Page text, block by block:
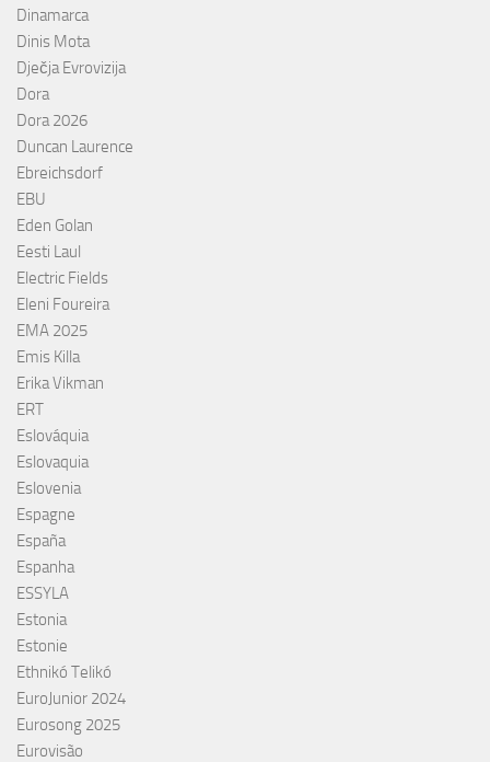
Dinamarca
Dinis Mota
Dječja Evrovizija
Dora
Dora 2026
Duncan Laurence
Ebreichsdorf
EBU
Eden Golan
Eesti Laul
Electric Fields
Eleni Foureira
EMA 2025
Emis Killa
Erika Vikman
ERT
Eslováquia
Eslovaquia
Eslovenia
Espagne
España
Espanha
ESSYLA
Estonia
Estonie
Ethnikó Telikó
EuroJunior 2024
Eurosong 2025
Eurovisão